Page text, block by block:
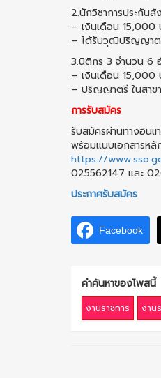
2.นักวิชาการประกัน
– เงินเดือน 15,000
– ได้รับวุฒิปริญญาตรี
3.นิติกร 3 จำนวน 6
– เงินเดือน 15,000
– ปริญญาตรี ในสาข
การรับสมัคร
รับสมัครผ่านทางอินเ
พร้อมแนบเอกสารหลั
https://
025562147 และ
ประกาศรับสมัคร
Facebook
คำค้นหาของโพสนี้
งานราชการ งาน